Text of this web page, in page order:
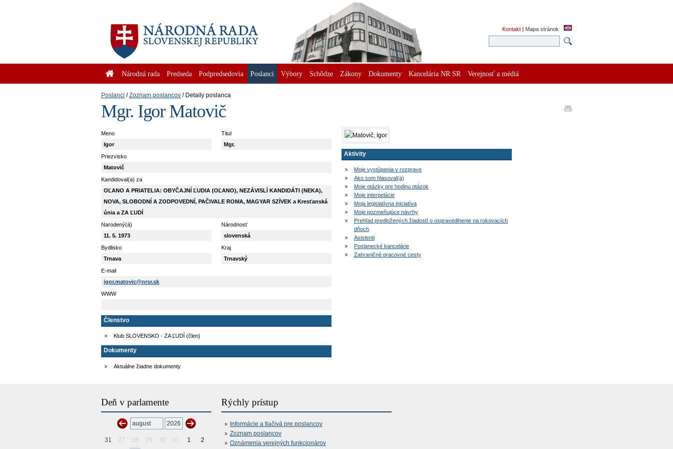
Kontakt | Mapa stránok
Národná rada Predseda Podpredsedovia Poslanci Výbory Schôdze Zákony Dokumenty Kancelária NR SR Verejnosť a médiá
Poslanci Zoznam poslancov Detaily poslanca
Mgr. Igor Matovič
Meno
Igor
Titul
Mgr.
Priezvisko
Matovič
Kandidoval(a) za
OĽANO A PRIATELIA: OBYČAJNÍ ĽUDIA (OĽANO), NEZÁVISLÍ KANDIDÁTI (NEKA),
NOVA, SLOBODNÍ A ZODPOVEDNÍ, PAČIVALE ROMA, MAGYAR SZÍVEK a Kresťanská
únia a ZA ĽUDÍ
Narodený(á)
11. 5. 1973
Národnosť
slovenská
Bydlisko
Trnava
Kraj
Trnavský
E-mail
igor.matovic@nrsr.sk
WWW
Členstvo
Klub SLOVENSKO - ZA ĽUDÍ (člen)
Dokumenty
Aktuálne žiadne dokumenty
Aktivity
Moje vystúpenia v rozprave
Ako som hlasoval(a)
Moje otázky pre hodinu otázok
Moje interpelácie
Moja legislatívna iniciatíva
Moje pozmeňujúce návrhy
Prehľad predložených žiadostí o ospravedlnenie na rokovacích
dňoch
Asistenti
Poslanecké kancelárie
Zahraničné pracovné cesty
Deň v parlamente
31 27 28 29 30 31 1 2
Rýchly prístup
Informácie a tlačivá pre poslancov
Zoznam poslancov
Oznámenia verejných funkcionárov